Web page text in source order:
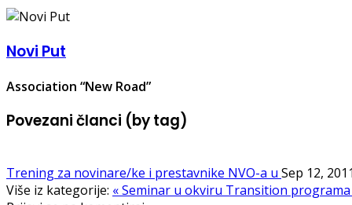
Novi Put
Association “New Road”
Povezani članci (by tag)
Trening za novinare/ke i prestavnike NVO-a u Sep 12,
Više iz kategorije: « Seminar u okviru Transition